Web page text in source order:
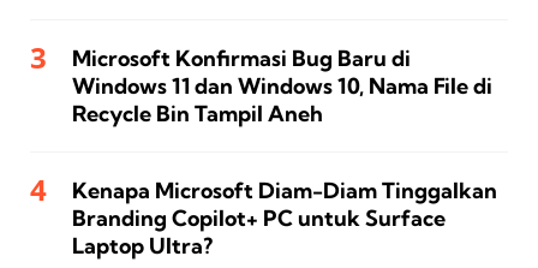
Microsoft Konfirmasi Bug Baru di
Windows 11 dan Windows 10, Nama File di
Recycle Bin Tampil Aneh
Kenapa Microsoft Diam-Diam Tinggalkan
Branding Copilot+ PC untuk Surface
Laptop Ultra?